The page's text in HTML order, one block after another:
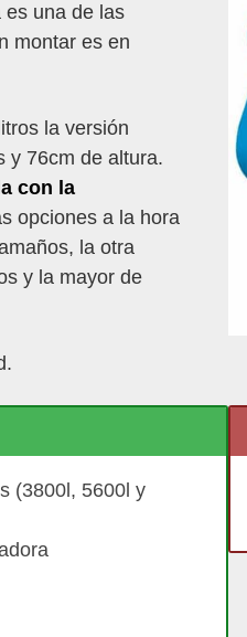
es una de las
montar es en
la versión
y 76cm de altura.
con la
opciones a la hora
la otra
y la mayor de
(3800l, 5600l y